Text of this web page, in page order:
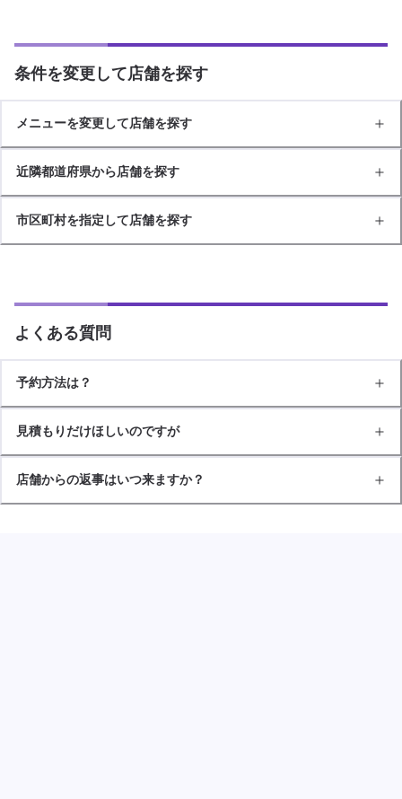
条件を変更して店舗を探す
メニューを変更して店舗を探す
近隣都道府県から店舗を探す
市区町村を指定して店舗を探す
よくある質問
予約方法は？
見積もりだけほしいのですが
店舗からの返事はいつ来ますか？